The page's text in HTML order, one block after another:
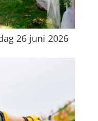
26 juni 2026